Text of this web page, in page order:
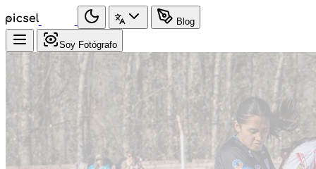
Blog
Soy Fotógrafo